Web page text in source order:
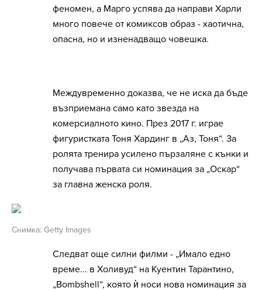
феномен, а Марго успява да направи Харли
много повече от комиксов образ - хаотична,
опасна, но и изненадващо човешка.
Междувременно доказва, че не иска да бъде
възприемана само като звезда на
комерсиалното кино. През 2017 г. играе
фигуристката Тоня Хардинг в „Аз, Тоня“. За
ролята тренира усилено пързаляне с кънки и
получава първата си номинация за „Оскар“
за главна женска роля.
Снимка: Getty Images
Следват още силни филми - „Имало едно
време... в Холивуд“ на Куентин Тарантино,
„Bombshell“, която ѝ носи нова номинация за